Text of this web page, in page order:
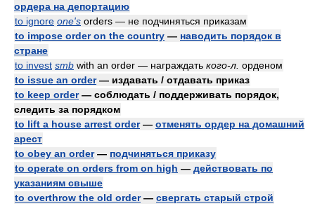
ордера на депортацию
to ignore one's orders — не подчиняться приказам
to impose order on the country — наводить порядок в
стране
to invest smb with an order — награждать кого-л. орденом
to issue an order— издавать / отдавать приказ
to keep order— соблюдать / поддерживать порядок,
следить за порядком
to lift a house arrest order— отменять ордер на домашний
арест
to obey an order— подчиняться приказу
to operate on orders from on high — действовать по
указаниям свыше
to overthrow the old order— свергать старый строй